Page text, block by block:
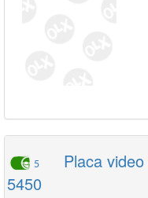
5
Placa
5450